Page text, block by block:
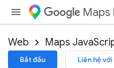
Maps
Web Maps
Bắt đầu Liên hệ